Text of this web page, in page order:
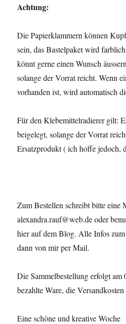
Achtung:
Die Papierklammern können
sein, das Bastelpaket wird
könnt gerne einen Wunsch
solange der Vorrat reicht. Wenn
vorhanden ist, wird automatisch
Für den Klebemittelradierer gilt:
beigelegt, solange der Vorrat
Ersatzprodukt ( ich hoffe jedoch,
Zum Bestellen schreibt bitte eine
alexandra.rauf@web.de oder
hier auf dem Blog. Alle Infos
dann von mir per Mail.
Die Sammelbestellung erfolgt
bezahlte Ware, die
Eine schöne und kreative Woche